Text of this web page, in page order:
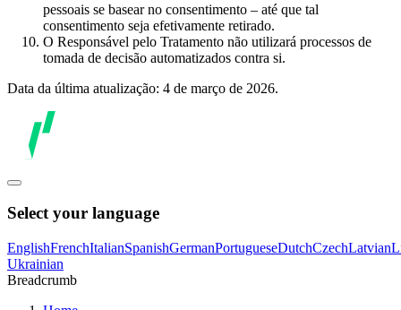
pessoais se basear no consentimento – até que tal
consentimento seja efetivamente retirado.
O Responsável pelo Tratamento não utilizará processos de
tomada de decisão automatizados contra si.
Data da última atualização: 4 de março de 2026.
Select your language
EnglishFrenchItalianSpanishGermanPortugueseDutchCzechLatvian
Ukrainian
Breadcrumb